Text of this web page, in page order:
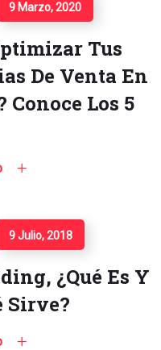
9 Marzo, 2020
Tus
De Venta En
Los 5
9 Julio, 2018
¿qué Es Y
Sirve?